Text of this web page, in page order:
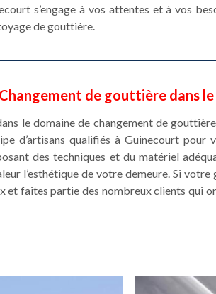
s’engage à vos attentes et à vos
de gouttière.
Changement de gouttière dans
le domaine de changement de
d’artisans qualifiés à Guinecourt
des techniques et du matériel
l’esthétique de votre demeure. Si
et faites partie des nombreux clients qui